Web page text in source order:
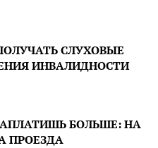
СЛУХОВЫЕ
ИНВАЛИДНОСТИ
БОЛЬШЕ: НА
ПРОЕЗДА